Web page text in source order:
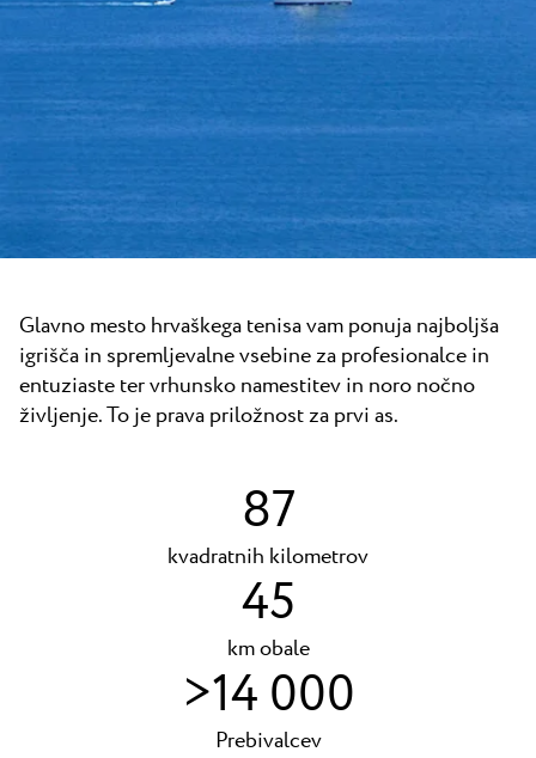
Aktivne počitnice
Gastronomija
Pepi Club
Novice
Glavno mesto hrvaškega tenisa vam ponuja najboljša
igrišča in spremljevalne vsebine za profesionalce in
entuziaste ter vrhunsko namestitev in noro nočno
življenje. To je prava priložnost za prvi as.
87
kvadratnih kilometrov
45
km obale
>14 000
Prebivalcev